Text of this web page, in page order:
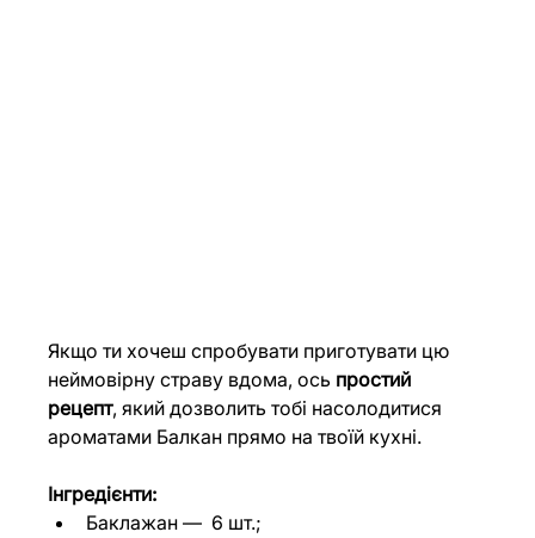
Якщо ти хочеш спробувати приготувати цю
неймовірну страву вдома, ось простий
рецепт, який дозволить тобі насолодитися
ароматами Балкан прямо на твоїй кухні.
Інгредієнти:
Баклажан — 6 шт.;